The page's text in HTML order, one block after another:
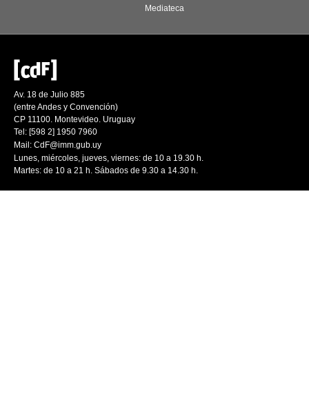
Mediateca
Av. 18 de Julio 885
(entre Andes y Convención)
CP 11100. Montevideo. Uruguay
Tel: [598 2] 1950 7960
Mail: CdF@imm.gub.uy
Lunes, miércoles, jueves, viernes: de 10 a 19.30 h.
Martes: de 10 a 21 h. Sábados de 9.30 a 14.30 h.